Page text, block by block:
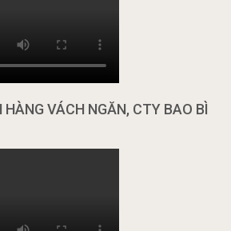
VÁCH NGĂN, CTY BAO BÌ